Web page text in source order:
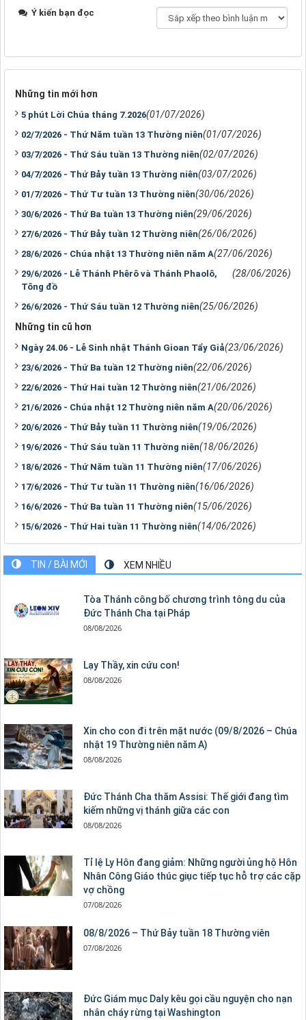
Ý kiến bạn đọc
Những tin mới hơn
5 phút Lời Chúa tháng 7.2026(01/07/2026)
02/7/2026 - Thứ Năm tuần 13 Thường niên(01/07/2026)
03/7/2026 - Thứ Sáu tuần 13 Thường niên(02/07/2026)
04/7/2026 - Thứ Bảy tuần 13 Thường niên(03/07/2026)
01/7/2026 - Thứ Tư tuần 13 Thường niên(30/06/2026)
30/6/2026 - Thứ Ba tuần 13 Thường niên(29/06/2026)
27/6/2026 - Thứ Bảy tuần 12 Thường niên(26/06/2026)
28/6/2026 - Chúa nhật 13 Thường niên năm A(27/06/2026)
29/6/2026 - Lễ Thánh Phêrô và Thánh Phaolô,
Tông đồ
(28/06/2026)
26/6/2026 - Thứ Sáu tuần 12 Thường niên(25/06/2026)
Những tin cũ hơn
Ngày 24.06 - Lễ Sinh nhật Thánh Gioan Tẩy Giả(23/06/2026)
23/6/2026 - Thứ Ba tuần 12 Thường niên(22/06/2026)
22/6/2026 - Thứ Hai tuần 12 Thường niên(21/06/2026)
21/6/2026 - Chúa nhật 12 Thường niên năm A(20/06/2026)
20/6/2026 - Thứ Bảy tuần 11 Thường niên(19/06/2026)
19/6/2026 - Thứ Sáu tuần 11 Thường niên(18/06/2026)
18/6/2026 - Thứ Năm tuần 11 Thường niên(17/06/2026)
17/6/2026 - Thứ Tư tuần 11 Thường niên(16/06/2026)
16/6/2026 - Thứ Ba tuần 11 Thường niên(15/06/2026)
15/6/2026 - Thứ Hai tuần 11 Thường niên(14/06/2026)
TIN / BÀI MỚI XEM NHIỀU
Tòa Thánh công bố chương trình tông du của
Đức Thánh Cha tại Pháp
08/08/2026
Lạy Thầy, xin cứu con!
08/08/2026
Xin cho con đi trên mặt nước (09/8/2026 – Chúa
nhật 19 Thường niên năm A)
08/08/2026
Đức Thánh Cha thăm Assisi: Thế giới đang tìm
kiếm những vị thánh giữa các con
08/08/2026
Tỉ lệ Ly Hôn đang giảm: Những người ủng hộ Hôn
Nhân Công Giáo thúc giục tiếp tục hỗ trợ các cặp
vợ chồng
07/08/2026
08/8/2026 – Thứ Bảy tuần 18 Thường viên
07/08/2026
Đức Giám mục Daly kêu gọi cầu nguyện cho nạn
nhân cháy rừng tại Washington